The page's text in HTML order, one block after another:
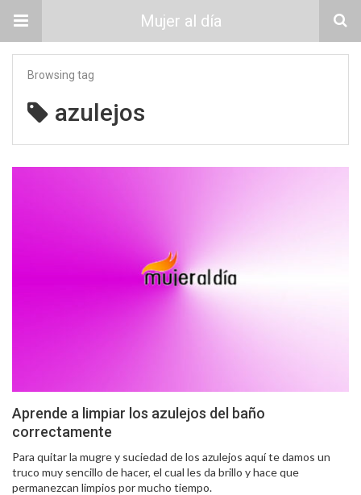
Mujer al día
Browsing tag
azulejos
Aprende a limpiar los azulejos del baño
correctamente
Para quitar la mugre y suciedad de los azulejos aquí te damos un
truco muy sencillo de hacer, el cual les da brillo y hace que
permanezcan limpios por mucho tiempo.